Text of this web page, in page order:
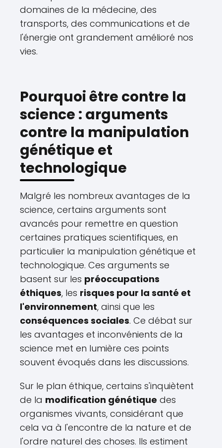
domaines de la médecine, des
transports, des communications et de
l'énergie ont grandement amélioré nos
vies.
Pourquoi être contre la
science : arguments
contre la manipulation
génétique et
technologique
Malgré les nombreux avantages de la
science, certains arguments sont
avancés pour remettre en question
certaines pratiques scientifiques, en
particulier la manipulation génétique et
technologique. Ces arguments se
basent sur les préoccupations
éthiques, les risques pour la santé et
l'environnement, ainsi que les
conséquences sociales. Ce débat sur
les avantages et inconvénients de la
science met en lumière ces points
souvent évoqués dans les discussions.
Sur le plan éthique, certains s'inquiètent
de la modification génétique des
organismes vivants, considérant que
cela va à l'encontre de la nature et de
l'ordre naturel des choses. Ils estiment